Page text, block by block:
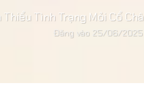
Tình Trạng Mỏi Cổ
Đăng vào 25/06/2025